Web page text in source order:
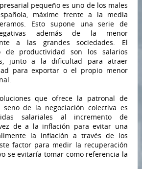
pequeño es uno de los males
máxime frente a la media
Esto supone una serie de
además de la menor
a las grandes sociedades. El
de productividad son los salarios
junto a la dificultad para atraer
para exportar o el propio menor
que ofrece la patronal de
de la negociación colectiva es
salariales al incremento de
de a la inflación para evitar una
la inflación a través de los
factor para medir la recuperación
se evitaría tomar como referencia la